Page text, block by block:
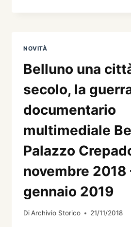
NOVITÀ
Belluno una
secolo, la
documentario
multimediale
Palazzo
novembre 2018
gennaio 2019
DiArchivio Storico 21/11/2018